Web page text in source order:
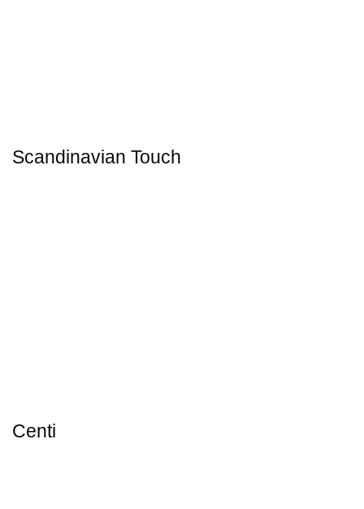
Scandinavian Touch
Centi